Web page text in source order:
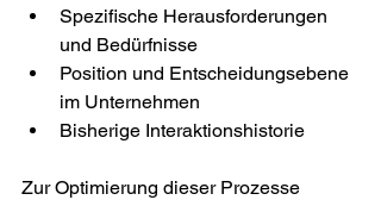
Spezifische Herausforderungen
und Bedürfnisse
Position und Entscheidungsebene
im Unternehmen
Bisherige Interaktionshistorie
Zur Optimierung dieser Prozesse